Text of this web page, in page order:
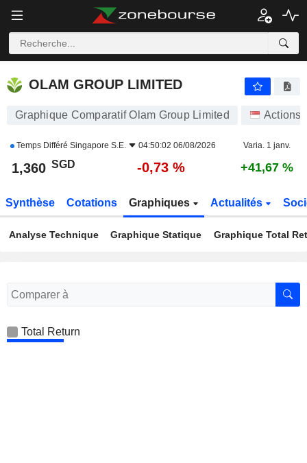
OLAM GROUP LIMITED
OLAM GROUP LIMITED
Graphique Comparatif Olam Group Limited Actions
Temps Différé Singapore S.E. 04:50:02 06/08/2026 Varia. 1 janv.
1,360 SGD -0,73 % +41,67 %
Synthèse Cotations Graphiques Actualités
Analyse Technique Graphique Statique Graphique Total
Total Return